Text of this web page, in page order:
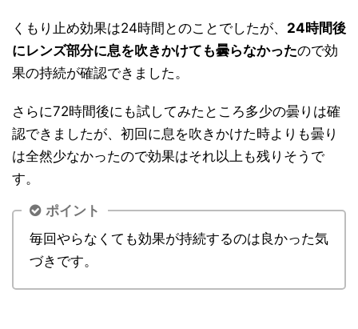
くもり止め効果は24時間とのことでしたが、 24時間後
にレンズ部分に息を吹きかけても曇らなかったので効
果の持続が確認できました。
さらに72時間後にも試してみたところ多少の曇りは確
認できましたが、初回に息を吹きかけた時よりも曇り
は全然少なかったので効果はそれ以上も残りそうで
す。
ポイント
毎回やらなくても効果が持続するのは良かった気
づきです。